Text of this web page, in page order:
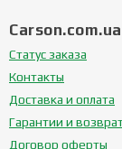
Carson.com.ua
Статус заказа
Контакты
Доставка и оплата
Гарантии и
Договор оферты